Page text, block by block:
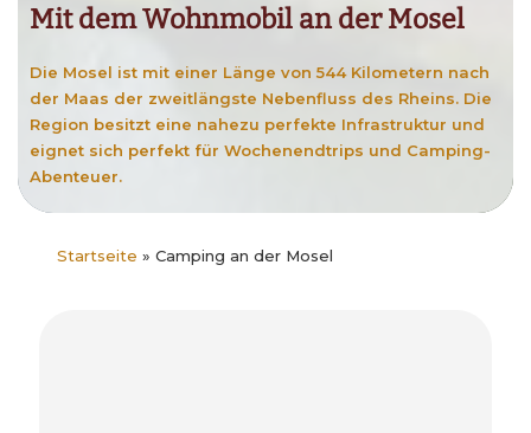
Mit dem Wohnmobil an der Mosel
Die Mosel ist mit einer Länge von 544 Kilometern nach
der Maas der zweitlängste Nebenfluss des Rheins. Die
Region besitzt eine nahezu perfekte Infrastruktur und
eignet sich perfekt für Wochenendtrips und Camping-
Abenteuer.
Startseite » Camping an der Mosel